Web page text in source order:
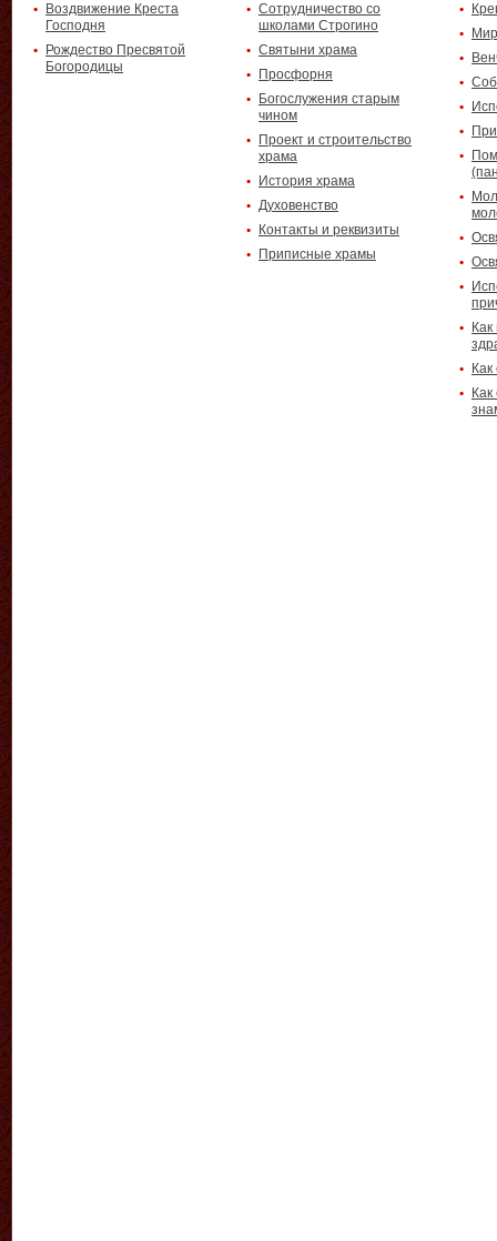
Воздвижение Креста
Господня
Рождество Пресвятой
Богородицы
Сотрудничество со
школами Строгино
Святыни храма
Просфорня
Богослужения старым
чином
Проект и строительство
храма
История храма
Духовенство
Контакты и реквизиты
Приписные храмы
Как